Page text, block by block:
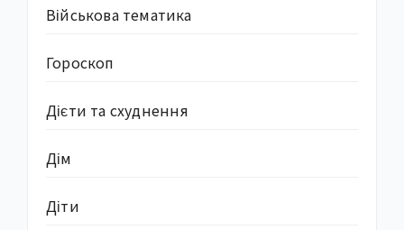
Військова тематика
Гороскоп
Дієти та схуднення
Дім
Діти